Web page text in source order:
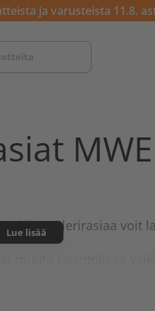
ja varusteista 11.8.
pillerirasiaa voit
Lue lisää